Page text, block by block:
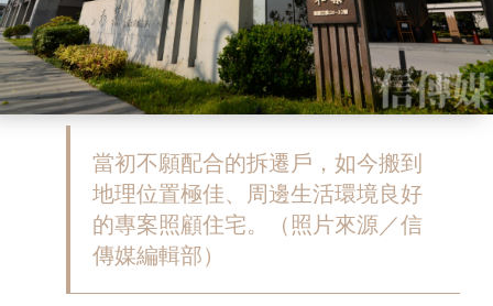
當初不願配合的拆遷戶，如今搬到
地理位置極佳、周邊生活環境良好
的專案照顧住宅。（照片來源／信
傳媒編輯部）